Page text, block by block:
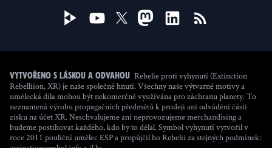
Vytvořeno s láskou a odvahou Rebelie proti vyhynutí (Extinction
Rebelliion, XR) je naše společné hnutí. Všechny naše výtvarné motivy a
umělecká díla mohou být nekomerčně využívána pro záchranu planety. To
neznamená výrobu propagačních předmětů k prodeji ani odvádění části
zisku na účet XR. Neschvalujeme ani neprovozujeme merchandising a
budeme postihovat každého, kdo by to dělal. Symbol vyhynutí vytvořil v
roce 2011 pouliční umělec ESP a propůjčil ho Rebelii za stejných podmínek: